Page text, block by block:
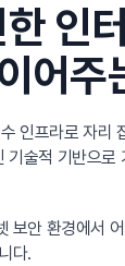
인
어주
인프라로 자리
술적 기반으
보안 환경에서
다.